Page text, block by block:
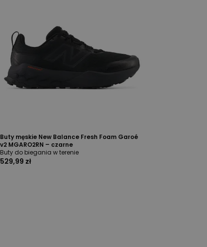
Buty męskie New Balance Fresh Foam Garoé
v2 MGARO2RN – czarne
Buty do biegania w terenie
529,99 zł